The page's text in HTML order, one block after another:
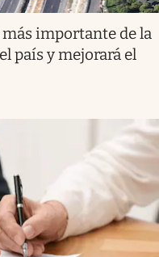
importante de la
país y mejorará el